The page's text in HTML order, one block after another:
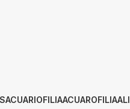
ACUARIOFILIAACUAROFILIA